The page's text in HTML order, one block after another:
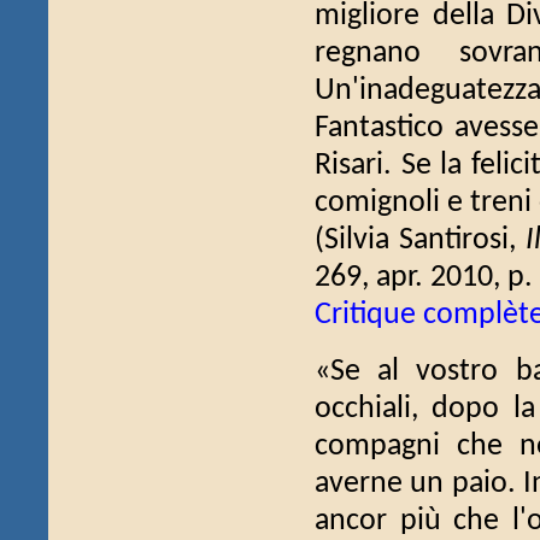
migliore della
regnano
Fantastico
Risari. Se la
comignoli e treni
(Silvia Santirosi,
269, apr. 2010, p.
Critique
«Se al vostro
occhiali, dopo
compagni che
averne un paio.
ancor più che